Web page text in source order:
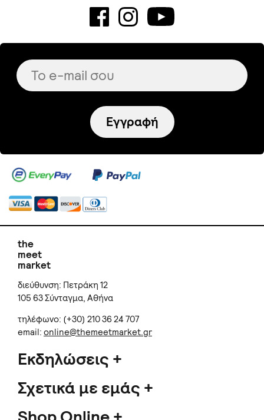
Εγγραφή
the
meet
market
διεύθυνση: Πετράκη 12
105 63 Σύνταγμα, Αθήνα
τηλέφωνο: (+30) 210 36 24 707
email: online@themeetmarket.gr
Εκδηλώσεις
Σχετικά με εμάς